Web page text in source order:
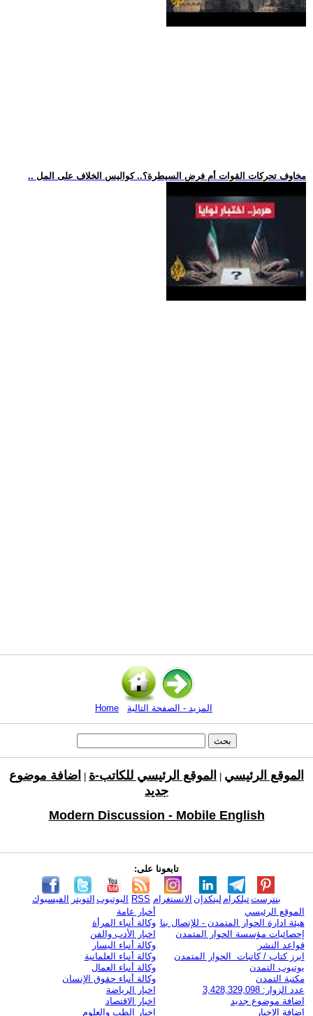
.. مخاوف تحركات القوات أم فرض السيطرة؟.. كواليس الخلاف على المل
Home المزيد - الصفحة التالية
الموقع الرئيسي الموقع الرئيسي للكاتب-ة
اضافة موضوع
جديد
Modern Discussion - Mobile English
تابعونا على:
الفيسبوك التويتر اليوتيوب RSS الانستغرام لينكدإن تيلكرامبنترست
الموقع الرئيسي
هيئة ادارة الحوار المتمدن - للإتصال بنا
إحصائيات مؤسسة الحوار المتمدن
قواعد النشر
ابرز كتاب / كاتبات الحوار المتمدن
يوتيوب التمدن
مكتبة التمدن
عدد الزوار: 3,428,329,098
اضافة موضوع جديد
اضافة الاخبار
أخبار عامة
وكالة أنباء المرأة
اخبار الأدب والفن
وكالة أنباء اليسار
وكالة أنباء العلمانية
وكالة أنباء العمال
وكالة أنباء حقوق الإنسان
اخبار الرياضة
اخبار الاقتصاد
اخبار الطب والعلوم